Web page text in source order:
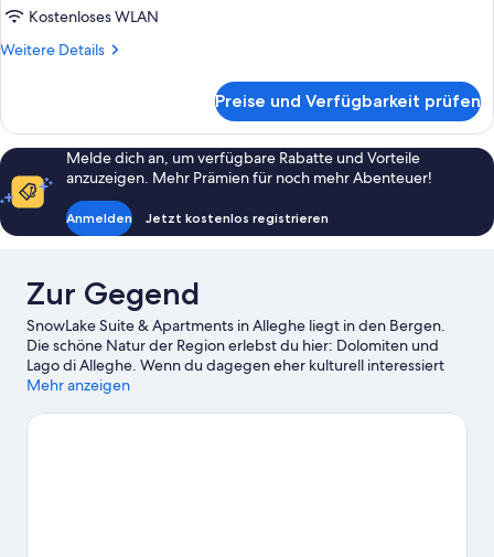
Kostenloses WLAN
Weitere Details
Weitere
Apartment
Preise und Verfügbarkeit prüfen
Melde dich an, um verfügbare Rabatte und Vorteile
anzuzeigen. Mehr Prämien für noch mehr Abenteuer!
Anmelden Jetzt kostenlos registrieren
Zur Gegend
SnowLake Suite & Apartments in Alleghe liegt in den Bergen.
Die schöne Natur der Region erlebst du hier: Dolomiten und
Lago di Alleghe. Wenn du dagegen eher kulturell interessiert
bist, ist Folgendes empfehlenswert: Museo della Grande
bietet genügend Aktivitäten für mehrere Wochen, etwa
Mehr anzeigen